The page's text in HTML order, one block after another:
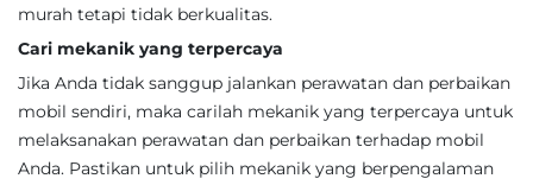
murah tetapi tidak berkualitas.
Cari mekanik yang terpercaya
Jika Anda tidak sanggup jalankan perawatan dan perbaikan
mobil sendiri, maka carilah mekanik yang terpercaya untuk
melaksanakan perawatan dan perbaikan terhadap mobil
Anda. Pastikan untuk pilih mekanik yang berpengalaman